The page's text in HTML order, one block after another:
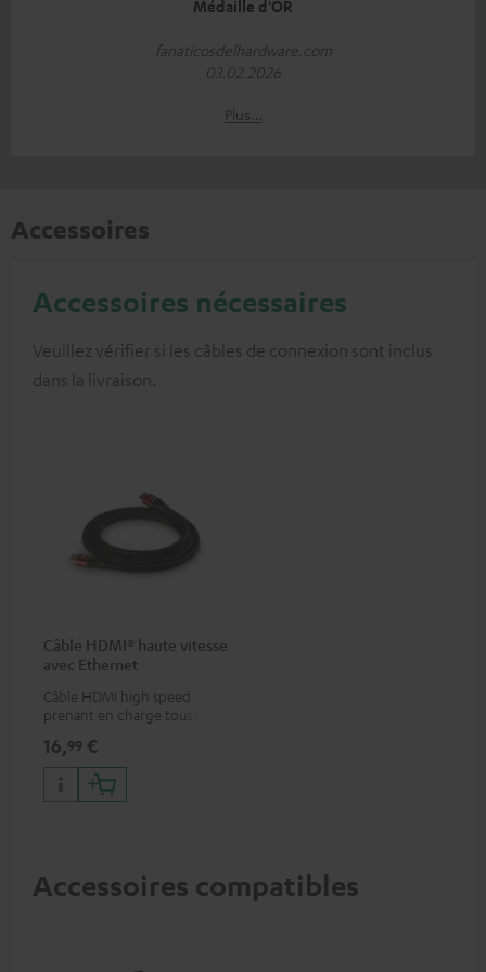
Médaille d'OR
fanaticosdelhardware.com
03.02.2026
Plus…
Accessoires
Accessoires nécessaires
Veuillez vérifier si les câbles de connexion sont inclus
dans la livraison.
Câble HDMI® haute vitesse
avec Ethernet
Câble HDMI high speed
prenant en charge tous les
50/60p et 4K 3D
16,99 €
Accessoires compatibles